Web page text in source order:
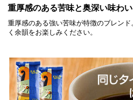
重厚感のある苦味と奥深い味わい
重厚感のある強い苦味が特徴のブレン
く余韻をお楽しみください。